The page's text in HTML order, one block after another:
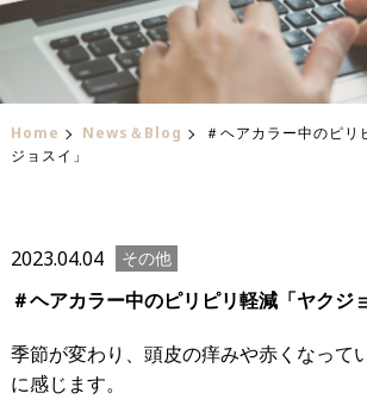
Home News＆Blog
＃ヘアカラー中のピリ
ジョスイ」
2023.04.04 その他
＃ヘアカラー中のピリピリ軽減「ヤクジ
季節が変わり、頭皮の痒みや赤くなって
に感じます。